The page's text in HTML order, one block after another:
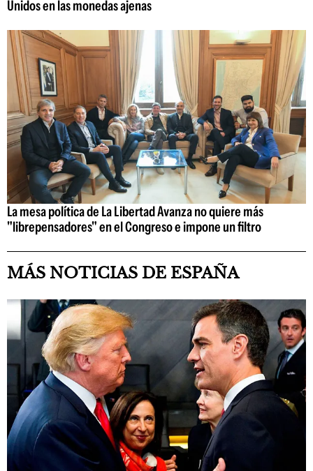
Unidos en las monedas ajenas
La mesa política de La Libertad Avanza no quiere más
"librepensadores" en el Congreso e impone un filtro
MÁS NOTICIAS DE ESPAÑA